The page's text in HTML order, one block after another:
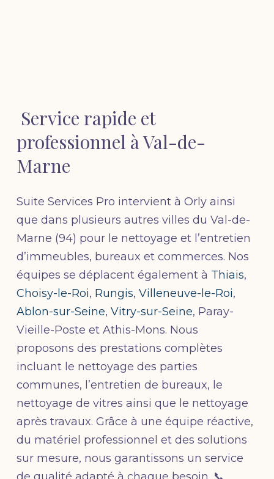
Service rapide et
professionnel à Val-de-
Marne
Suite Services Pro intervient à Orly ainsi
que dans plusieurs autres villes du Val-de-
Marne (94) pour le nettoyage et l’entretien
d’immeubles, bureaux et commerces. Nos
équipes se déplacent également à Thiais,
Choisy-le-Roi, Rungis, Villeneuve-le-Roi,
Ablon-sur-Seine, Vitry-sur-Seine, Paray-
Vieille-Poste et Athis-Mons. Nous
proposons des prestations complètes
incluant le nettoyage des parties
communes, l’entretien de bureaux, le
nettoyage de vitres ainsi que le nettoyage
après travaux. Grâce à une équipe réactive,
du matériel professionnel et des solutions
sur mesure, nous garantissons un service
de qualité adapté à chaque besoin. 📞